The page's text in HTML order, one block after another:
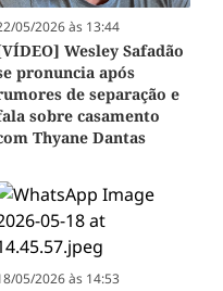
05/2026 às 13:44
Wesley Safadão
pronuncia após
de separação e
sobre casamento
Thyane Dantas
05/2026 às 14:53